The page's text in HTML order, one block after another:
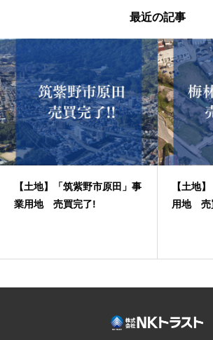
最近の記事
【土地】「筑紫野市原田」事
業用地 売買完了!
【土地
用地 売